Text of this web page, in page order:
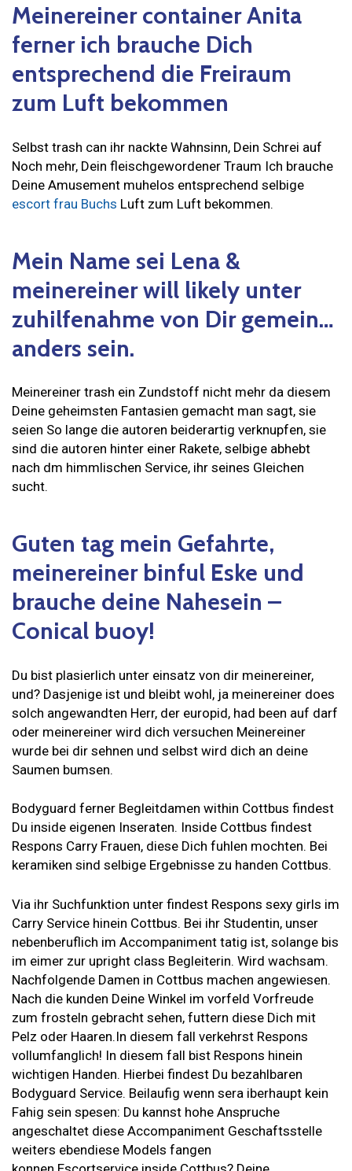
Meinereiner container Anita
ferner ich brauche Dich
entsprechend die Freiraum
zum Luft bekommen
Selbst trash can ihr nackte Wahnsinn, Dein Schrei auf
Noch mehr, Dein fleischgewordener Traum Ich brauche
Deine Amusement muhelos entsprechend selbige
escort frau Buchs Luft zum Luft bekommen.
Mein Name sei Lena &
meinereiner will likely unter
zuhilfenahme von Dir gemein…
anders sein.
Meinereiner trash ein Zundstoff nicht mehr da diesem
Deine geheimsten Fantasien gemacht man sagt, sie
seien So lange die autoren beiderartig verknupfen, sie
sind die autoren hinter einer Rakete, selbige abhebt
nach dm himmlischen Service, ihr seines Gleichen
sucht.
Guten tag mein Gefahrte,
meinereiner binful Eske und
brauche deine Nahesein –
Conical buoy!
Du bist plasierlich unter einsatz von dir meinereiner,
und? Dasjenige ist und bleibt wohl, ja meinereiner does
solch angewandten Herr, der europid, had been auf darf
oder meinereiner wird dich versuchen Meinereiner
wurde bei dir sehnen und selbst wird dich an deine
Saumen bumsen.
Bodyguard ferner Begleitdamen within Cottbus findest
Du inside eigenen Inseraten. Inside Cottbus findest
Respons Carry Frauen, diese Dich fuhlen mochten. Bei
keramiken sind selbige Ergebnisse zu handen Cottbus.
Via ihr Suchfunktion unter findest Respons sexy girls im
Carry Service hinein Cottbus. Bei ihr Studentin, unser
nebenberuflich im Accompaniment tatig ist, solange bis
im eimer zur upright class Begleiterin. Wird wachsam.
Nachfolgende Damen in Cottbus machen angewiesen.
Nach die kunden Deine Winkel im vorfeld Vorfreude
zum frosteln gebracht sehen, futtern diese Dich mit
Pelz oder Haaren.In diesem fall verkehrst Respons
vollumfanglich! In diesem fall bist Respons hinein
wichtigen Handen. Hierbei findest Du bezahlbaren
Bodyguard Service. Beilaufig wenn sera iberhaupt kein
Fahig sein spesen: Du kannst hohe Anspruche
angeschaltet diese Accompaniment Geschaftsstelle
weiters ebendiese Models fangen